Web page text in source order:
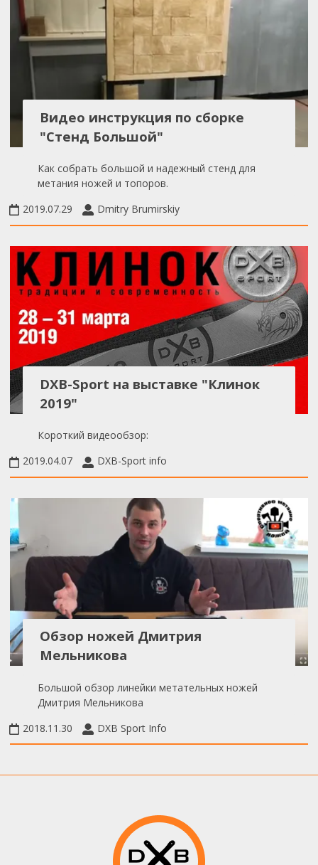
Видео инструкция по сборке
"Стенд Большой"
Как собрать большой и надежный стенд для
метания ножей и топоров.
2019.07.29
Dmitry Brumirskiy
DXB-Sport на выставке "Клинок
2019"
Короткий видеообзор:
2019.04.07
DXB-Sport info
Обзор ножей Дмитрия
Мельникова
Большой обзор линейки метательных ножей
Дмитрия Мельникова
2018.11.30
DXB Sport Info